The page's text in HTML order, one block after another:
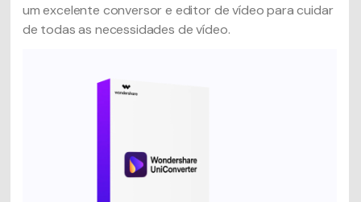
um excelente conversor e editor de vídeo para cuidar
de todas as necessidades de vídeo.